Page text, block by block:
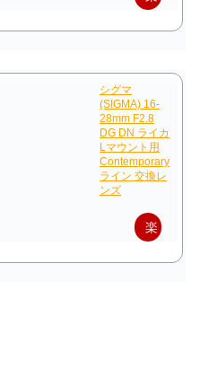
入
シグマ
(SIGMA) 16-
28mm F2.8
DG DN ライカ
Lマウント用
Contemporary
ライン 交換レ
ンズ
楽